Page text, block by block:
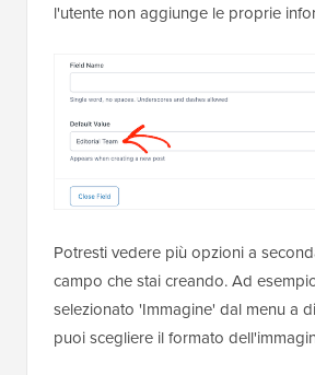
l'utente non aggiunge le proprie
Potresti vedere più opzioni a
campo che stai creando. Ad
selezionato 'Immagine' dal menu a
puoi scegliere il formato